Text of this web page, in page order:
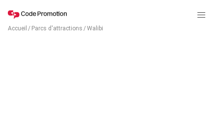
Accueil / Parcs d'attractions /Walibi